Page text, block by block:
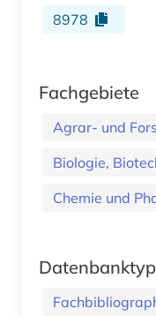
8978
Fachgebiete
Agrar- und
Biologie,
Chemie und